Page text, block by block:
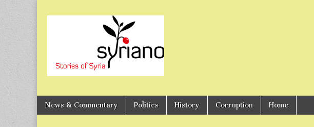
syriano Home
Corruption
History
Politics
News & Commentary